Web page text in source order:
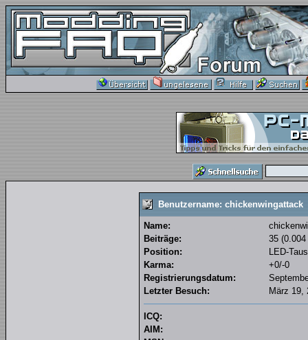
Benutzername: chickenwingattack
Name:
Beiträge:
35 (0.004
Position:
LED-
Karma:
+0/-0
Registrierungsdatum:
Letzter Besuch:
März 19,
ICQ:
AIM: